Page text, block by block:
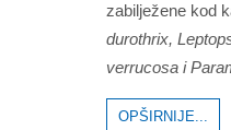
zabilježene kod
durothrix,
verrucosa i
OPŠIRNIJE...